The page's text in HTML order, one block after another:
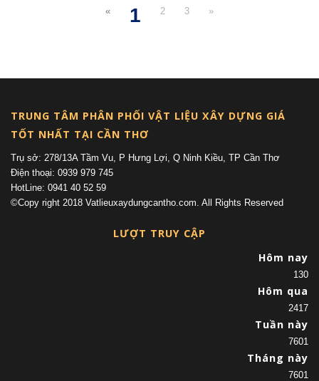
«
1
2 3 »
TRUNG TÂM PHÂN PHỐI VẬT LIỆU XÂY DỰNG GIÁ
TỐT NHẤT TẠI CẦN THƠ
Trụ sở: 278/13A Tầm Vu, P Hưng Lợi, Q Ninh Kiều, TP Cần Thơ
Điện thoại: 0939 979 745
HotLine: 0941 40 52 59
©Copy right 2018 Vatlieuxaydungcantho.com. All Rights Reserved
LƯỢT TRUY CẬP
Hôm nay
130
Hôm qua
2417
Tuần này
7601
Tháng này
7601